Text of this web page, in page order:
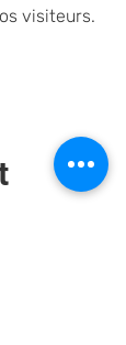
visiteurs.